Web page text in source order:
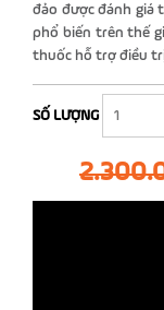
đảo được đánh giá
phổ biến trên thế
thuốc hỗ trợ điều
SỐ LƯỢNG